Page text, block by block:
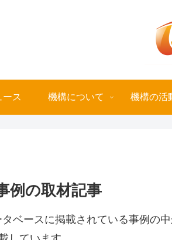
ース 機構について 機構の活
例の取材記事
ベースに掲載されている事例の